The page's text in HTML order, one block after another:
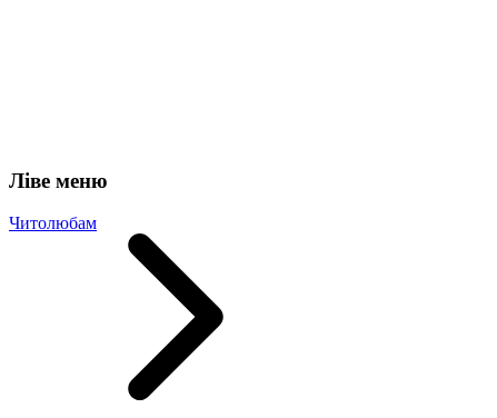
Ліве меню
Читолюбам